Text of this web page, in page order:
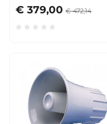
€ 379,00 € 472,14